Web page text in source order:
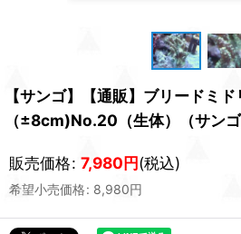
【サンゴ】【通販】ブリードミ
（±8cm)No.20（生体）（サンゴ
販売価格: 7,980円(税込)
希望小売価格: 8,980円